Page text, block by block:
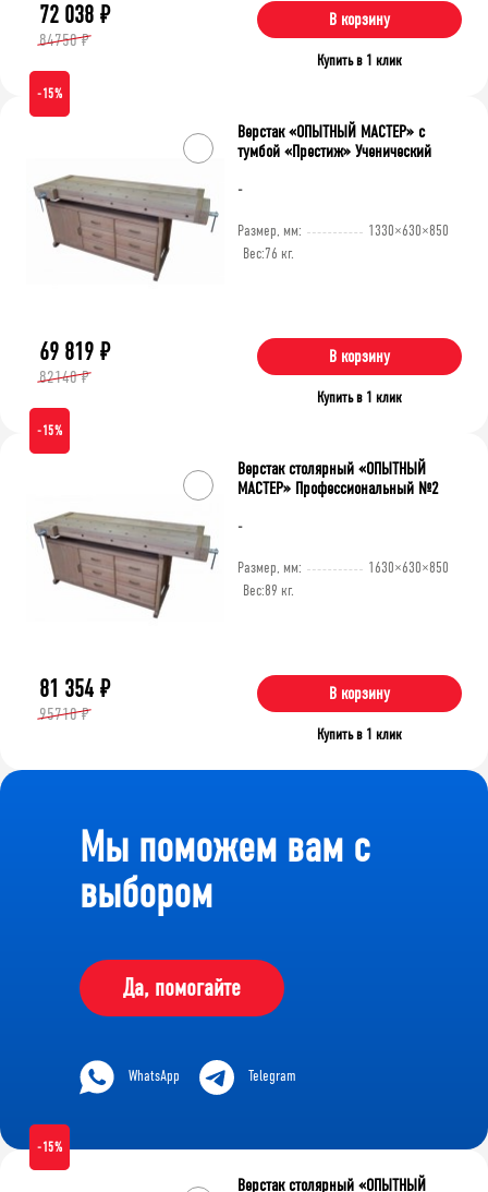
72 038 ₽
84750 ₽
В корзину
Купить в 1 клик
-15%
-
Верстак «ОПЫТНЫЙ МАСТЕР» с
тумбой «Престиж» Ученический
Размер, мм:
1330×630×850
Вес:76 кг.
69 819 ₽
82140 ₽
В корзину
Купить в 1 клик
-15%
-
Верстак столярный «ОПЫТНЫЙ
МАСТЕР» Профессиональный №2
Размер, мм:
1630×630×850
Вес:89 кг.
81 354 ₽
95710 ₽
В корзину
Купить в 1 клик
Мы поможем вам с
выбором
Да, помогайте
WhatsApp Telegram
-15%
Верстак столярный «ОПЫТНЫЙ